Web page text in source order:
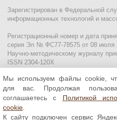
Зарегистрирован в Федеральной
информационных технологий и
Регистрационный номер и дата
серия Эл № ФС77-78575 от 08 июля
Научно-методическому журналу
ISSN 2304-120X
МЦИТО|Школьные олимпиады и
Политика использования файлов
защиты персональных данных
Все материалы
Мы используем файлы cookie,
для вас. Продолжая
соглашаетесь с Политикой
cookie
К сайту подключен сервис